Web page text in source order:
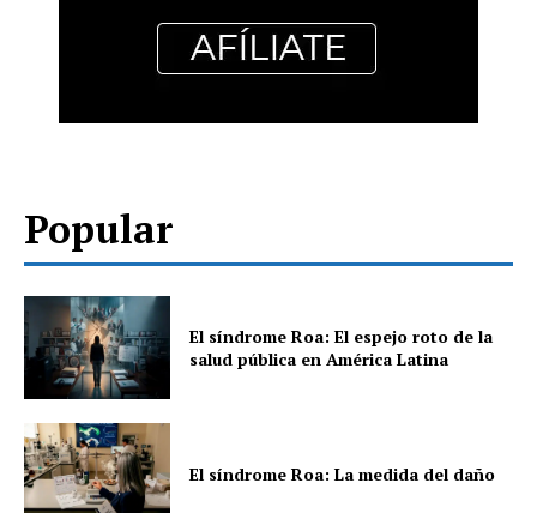
Popular
El síndrome Roa: El espejo roto de la
salud pública en América Latina
El síndrome Roa: La medida del daño